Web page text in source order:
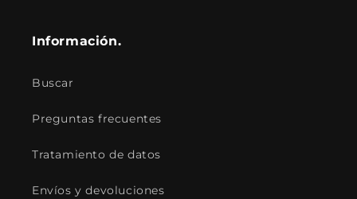
Información.
Buscar
Preguntas frecuentes
Tratamiento de datos
Envíos y devoluciones